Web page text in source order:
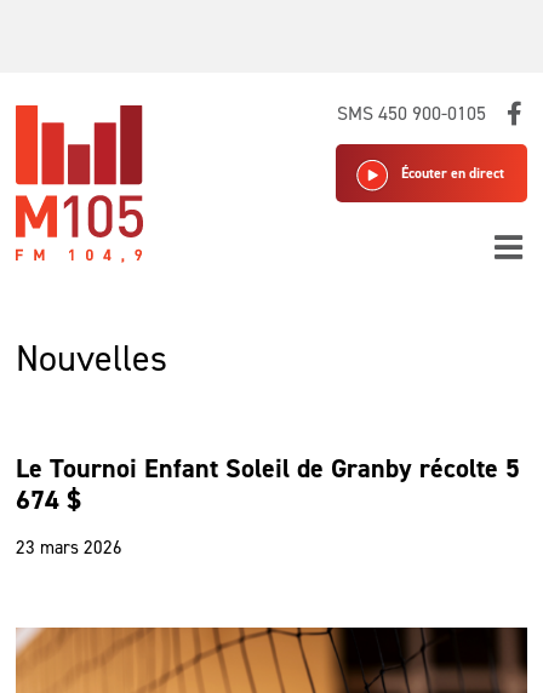
SMS 450 900-0105
Écouter en direct
Nouvelles
Le Tournoi Enfant Soleil de Granby récolte 5
674 $
23 mars 2026